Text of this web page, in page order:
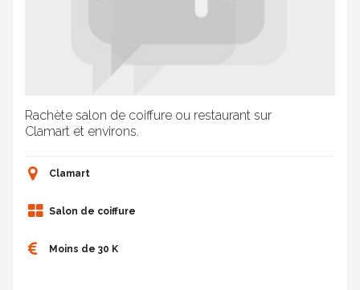
Rachète salon de coiffure ou restaurant sur
Clamart et environs.
Clamart
Salon de coiffure
Moins de 30 K